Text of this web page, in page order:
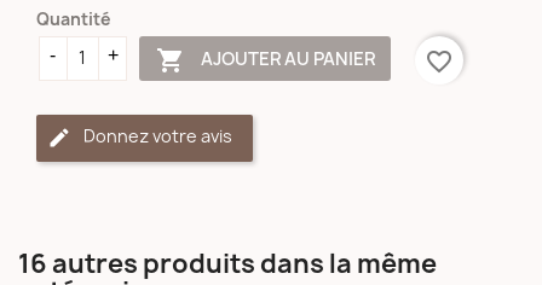
Quantité
 AJOUTER AU PANIER favorite_border
Donnez votre avis
16 autres produits dans la même